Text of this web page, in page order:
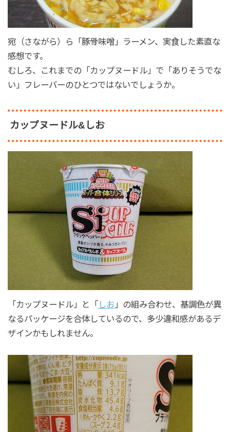
宛（さながら）ら「豚骨味噌」ラーメン、実食した素直な
感想です。
むしろ、これまでの「カップヌードル」で「ありそうでな
い」フレーバーのひとつではないでしょうか。
カップヌードル&しお
「カップヌードル」と「しお」の組み合わせ、基調色が異
なるパッケージを合体しているので、多少違和感があるデ
ザインかもしれません。